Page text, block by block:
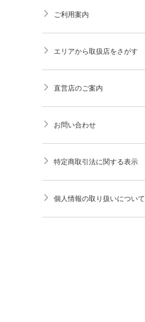
ご利用案内
エリアから取扱店をさがす
直営店のご案内
お問い合わせ
特定商取引法に関する表示
個人情報の取り扱いについて